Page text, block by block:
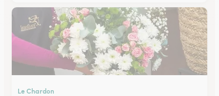
Le Chardon